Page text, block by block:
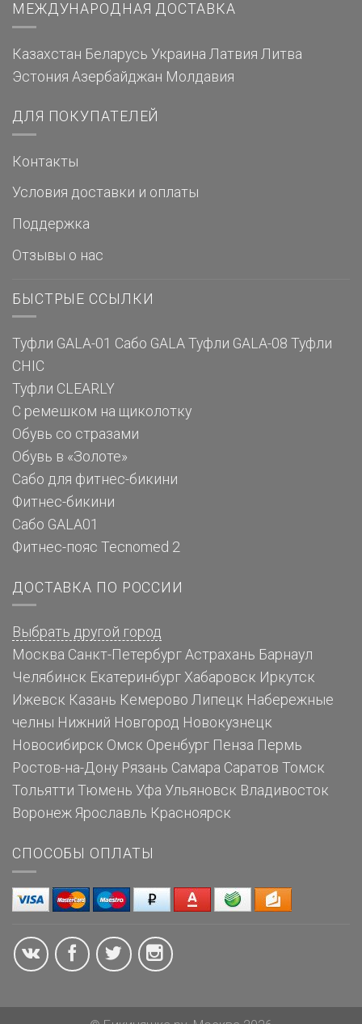
МЕЖДУНАРОДНАЯ ДОСТАВКА
Казахстан Беларусь Украина Латвия Литва
Эстония Азербайджан Молдавия
ДЛЯ ПОКУПАТЕЛЕЙ
Контакты
Условия доставки и оплаты
Поддержка
Отзывы о нас
БЫСТРЫЕ ССЫЛКИ
Туфли GALA-01 Сабо GALA Туфли GALA-08 Туфли
CHIC
Туфли CLEARLY
С ремешком на щиколотку
Обувь со стразами
Обувь в «Золоте»
Сабо для фитнес-бикини
Фитнес-бикини
Сабо GALA01
Фитнес-пояс Tecnomed 2
ДОСТАВКА ПО РОССИИ
Выбрать другой город
Москва Санкт-Петербург Астрахань Барнаул
Челябинск Екатеринбург Хабаровск Иркутск
Ижевск Казань Кемерово Липецк Набережные
челны Нижний Новгород Новокузнецк
Новосибирск Омск Оренбург Пенза Пермь
Ростов-на-Дону Рязань Самара Саратов Томск
Тольятти Тюмень Уфа Ульяновск Владивосток
Воронеж Ярославль Красноярск
СПОСОБЫ ОПЛАТЫ